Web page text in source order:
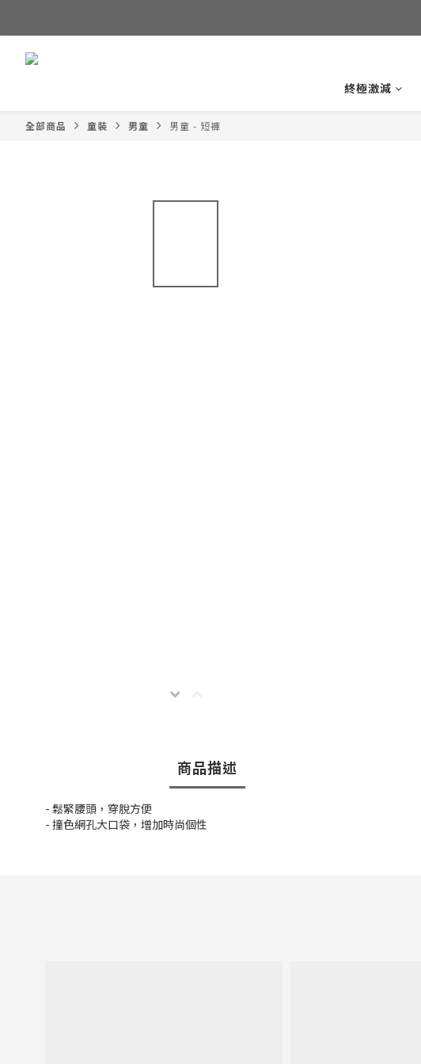
終極激減
全部商品 童裝 男童 男童 - 短褲
商品描述
- 鬆緊腰頭，穿脫方便
- 撞色網孔大口袋，增加時尚個性